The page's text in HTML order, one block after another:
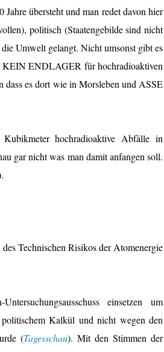
Jahre übersteht und man redet davon hier
politisch (Staatengebilde sind nicht
Umwelt gelangt. Nicht umsonst gibt es
ENDLAGER für hochradioaktiven
es dort wie in Morsleben und ASSE
hochradioaktive Abfälle in
gar nicht was man damit anfangen soll.
Technischen Risikos der Atomenergie
einsetzen um
Kalkül und nicht wegen den
(Tagesschau). Mit den Stimmen der